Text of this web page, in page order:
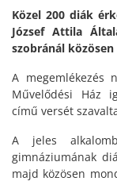
Közel 200 diák
József Attila
szobránál
A megemlékezés
Művelődési Ház
című versét
A jeles
gimnáziumának
majd közösen